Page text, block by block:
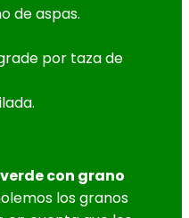
de aspas.
por taza de
con grano
los granos